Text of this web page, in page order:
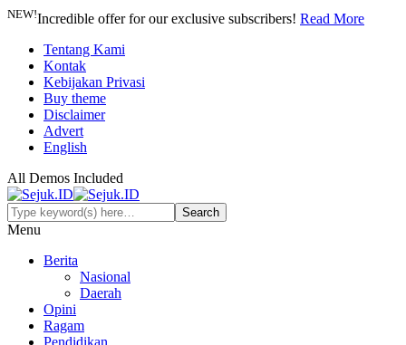
NEW!Incredible offer for our exclusive subscribers! Read More
Tentang Kami
Kontak
Kebijakan Privasi
Buy theme
Disclaimer
Advert
English
All Demos Included
Menu
Berita
Nasional
Daerah
Opini
Ragam